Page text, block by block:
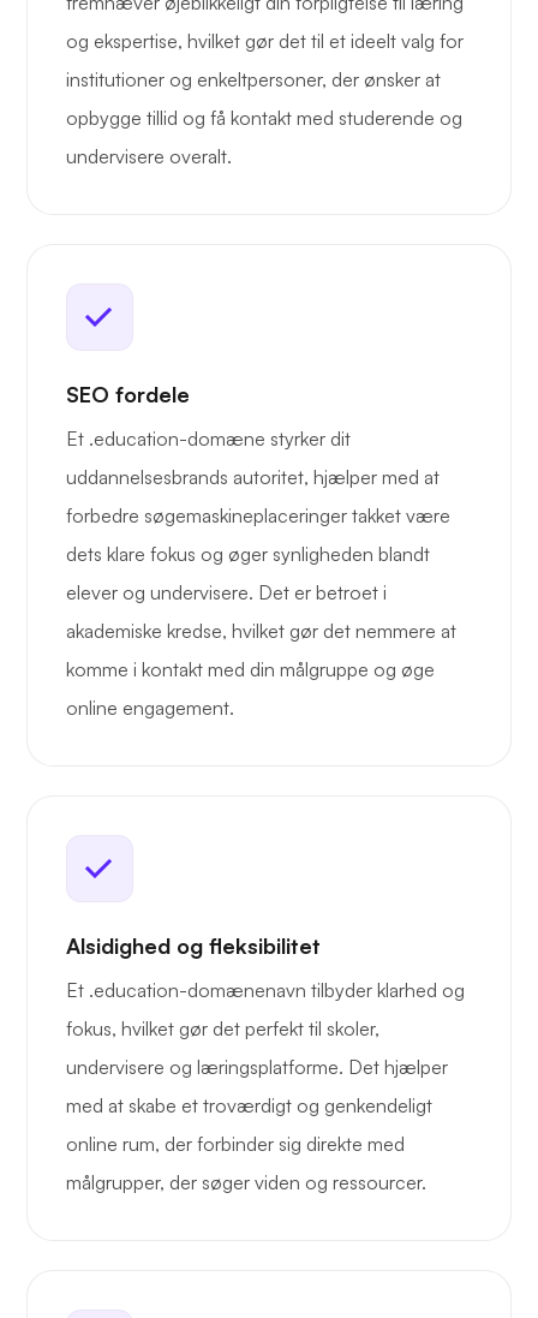
og ekspertise, hvilket gør det til et ideelt valg for
institutioner og enkeltpersoner, der ønsker at
opbygge tillid og få kontakt med studerende og
undervisere overalt.
SEO fordele
Et .education-domæne styrker dit
uddannelsesbrands autoritet, hjælper med at
forbedre søgemaskineplaceringer takket være
dets klare fokus og øger synligheden blandt
elever og undervisere. Det er betroet i
akademiske kredse, hvilket gør det nemmere at
komme i kontakt med din målgruppe og øge
online engagement.
Alsidighed og fleksibilitet
Et .education-domænenavn tilbyder klarhed og
fokus, hvilket gør det perfekt til skoler,
undervisere og læringsplatforme. Det hjælper
med at skabe et troværdigt og genkendeligt
online rum, der forbinder sig direkte med
målgrupper, der søger viden og ressourcer.